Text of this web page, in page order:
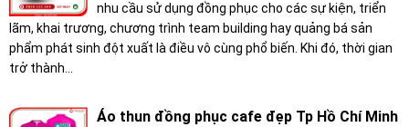
nhu cầu sử dụng đồng phục cho các sự kiện, triển
lãm, khai trương, chương trình team building hay quảng bá sản
phẩm phát sinh đột xuất là điều vô cùng phổ biến. Khi đó, thời gian
trở thành...
Áo thun đồng phục cafe đẹp Tp Hồ Chí Minh